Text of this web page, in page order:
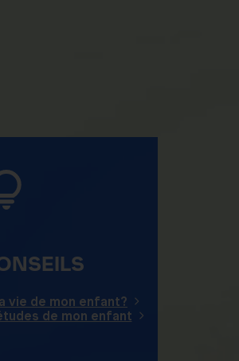
vie de mon enfant?
de mon enfant